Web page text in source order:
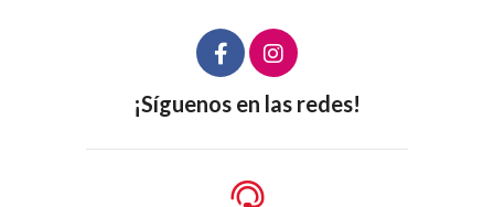
¡Síguenos en las redes!